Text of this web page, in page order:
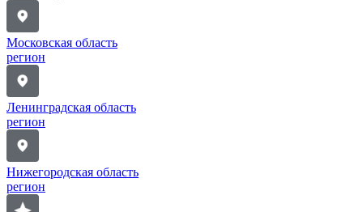
Московская область
регион
Ленинградская область
регион
Нижегородская область
регион